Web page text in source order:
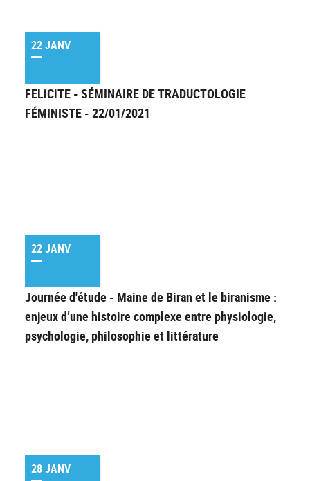
22 JANV
FELiCiTE - SÉMINAIRE DE TRADUCTOLOGIE
FÉMINISTE - 22/01/2021
22 JANV
Journée d'étude - Maine de Biran et le biranisme :
enjeux d’une histoire complexe entre physiologie,
psychologie, philosophie et littérature
28 JANV